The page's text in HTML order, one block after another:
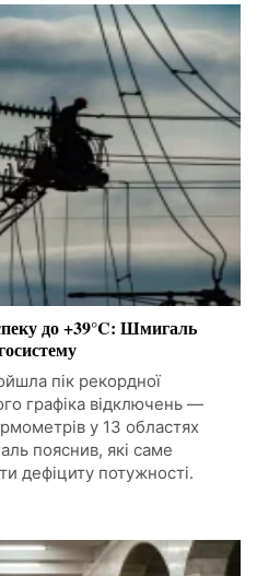
до +39°C: Шмигаль
пік рекордної
графіка відключень —
у 13 областях
пояснив, які саме
дефіциту потужності.